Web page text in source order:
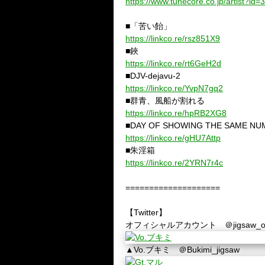
■「苦い飴」
https://linkco.re/rsz851X9
■鋏
https://linkco.re/rt6GeH2d
■DJV-dejavu-2
https://linkco.re/YvpN7gq2
■群青、風船が割れる
https://linkco.re/hpRB2XG8
■DAY OF SHOWING THE SAME
https://linkco.re/gHU7Attp
■朱淫箱
https://linkco.re/2YRN7r4c
====================
【Twitter】
オフィシャルアカウント ＠
▲Vo.ブキミ＠Bukimi_jigsaw